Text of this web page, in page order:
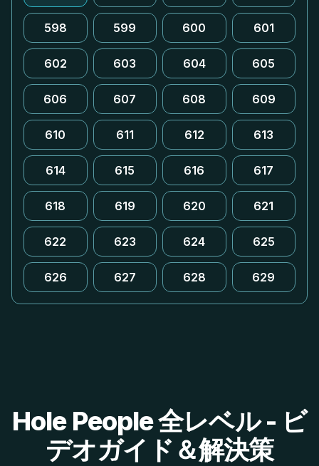
598 599 600 601
602 603 604 605
606 607 608 609
610 611 612 613
614 615 616 617
618 619 620 621
622 623 624 625
626 627 628 629
Hole People 全レベル - ビ
デオガイド＆解決策